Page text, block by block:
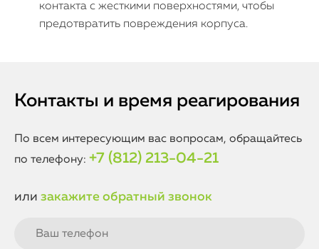
контакта с жесткими поверхностями, чтобы
предотвратить повреждения корпуса.
Контакты и время реагирования
По всем интересующим вас вопросам, обращайтесь
по телефону: +7 (812) 213-04-21
или закажите обратный звонок